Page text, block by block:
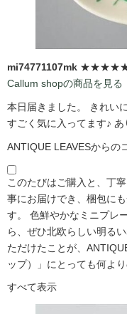
mi74771107mk
Callum shopの商品を見る
本日届きました。 きれい
すごく気に入ってます♪ あ
ANTIQUE LEAVESからの
このたびはご購入と、丁
事にお届けでき、梱包に
す。 色鮮やかなミニプレ
ら、ぜひ北欧らしい明る
ただけたことが、
ップ）」にとっても何よ
すべて表示